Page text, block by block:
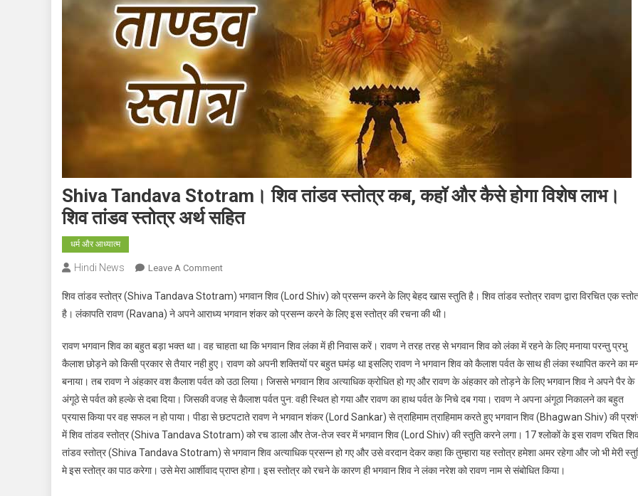
Shiva Tandava Stotram। शिव तांडव स्तोत्र कब, कहॉ और कैसे होगा विशेष लाभ।
शिव तांडव स्तोत्र अर्थ सहित
धर्म और आध्यात्म
Hindi News Leave A CommentOn
Tandava
Stotram।
तांडव
स्तोत्र
कब,
कहॉ
और
कैसे
होगा
शिव तांडव स्तोत्र (Shiva Tandava Stotram) भगवान शिव (Lord Shiv) को प्रसन्न करने के लिए बेहद खास स्तुति है। शिव तांडव स्तोत्र रावण द्वारा विरचित एक
है। लंकापति रावण (Ravana) ने अपने आराध्य भगवान शंकर को प्रसन्न करने के लिए इस स्तोत्र की रचना की थी।
रावण भगवान शिव का बहुत बड़ा भक्त था। वह चाहता था कि भगवान शिव लंका में ही निवास करें। रावण ने तरह तरह से भगवान शिव को लंका में रहने के लिए मनाया परन्तु प्रभु
कैलाश छोड़ने को किसी प्रकार से तैयार नही हुए। रावण को अपनी शक्तियों पर बहुत घमंड़ था इसलिए रावण ने भगवान शिव को कैलाश पर्वत के साथ ही लंका स्थापित करने का
बनाया। तब रावण ने अंहकार वश कैलाश पर्वत को उठा लिया। जिससे भगवान शिव अत्याधिक क्रोधित हो गए और रावण के अंहकार को तोड़ने के लिए भगवान शिव ने अपने पैर के
अंगूठे से पर्वत को हल्के से दबा दिया। जिसकी वजह से कैलाश पर्वत पुन: वही स्थित हो गया और रावण का हाथ पर्वत के निचे दब गया। रावण ने अपना अंगूठा निकालने का बहुत
प्रयास किया पर वह सफल न हो पाया। पीडा से छटपटाते रावण ने भगवान शंकर (Lord Sankar) से त्राहिमाम त्राहिमाम करते हुए भगवान शिव (Bhagwan Shiv) की
में शिव तांडव स्तोत्र (Shiva Tandava Stotram) को रच डाला और तेज-तेज स्वर में भगवान शिव (Lord Shiv) की स्तुति करने लगा। 17 श्लोकों के इस रावण रचित
तांडव स्तोत्र (Shiva Tandava Stotram) से भगवान शिव अत्याधिक प्रसन्न हो गए और उसे वरदान देकर कहा कि तुम्हारा यह स्तोत्र हमेशा अमर रहेगा और जो भी मेरी
मे इस स्तोत्र का पाठ करेगा। उसे मेरा आर्शीवाद प्राप्त होगा। इस स्तोत्र को रचने के कारण ही भगवान शिव ने लंका नरेश को रावण नाम से संबोधित किया।